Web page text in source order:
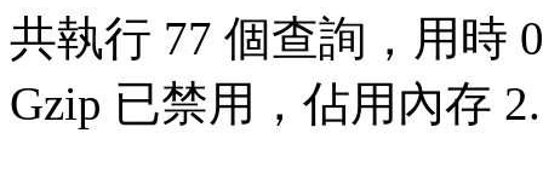
共執行 77 個查詢，用時
Gzip 已禁用，佔用內存